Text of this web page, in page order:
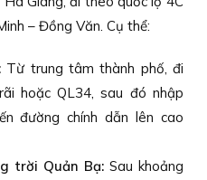
– Đồng Văn. Cụ thể:
Từ trung tâm thành phố, đi
hoặc QL34, sau đó nhập
đường chính dẫn lên cao
trời Quản Bạ: Sau khoảng